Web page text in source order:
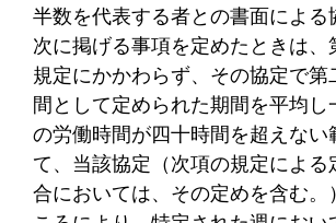
半数を代表する者との書面による
次に掲げる事項を定めたときは、
規定にかかわらず、その協定で第
間として定められた期間を平均し
の労働時間が四十時間を超えない
て、当該協定（次項の規定による
合においては、その定めを含む。